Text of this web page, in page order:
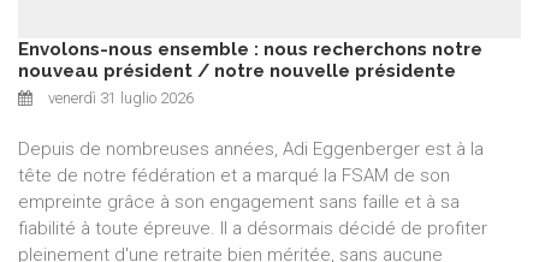
Envolons-nous ensemble : nous recherchons notre
nouveau président / notre nouvelle présidente
venerdì 31 luglio 2026
Depuis de nombreuses années, Adi Eggenberger est à la
tête de notre fédération et a marqué la FSAM de son
empreinte grâce à son engagement sans faille et à sa
fiabilité à toute épreuve. Il a désormais décidé de profiter
pleinement d'une retraite bien méritée, sans aucune